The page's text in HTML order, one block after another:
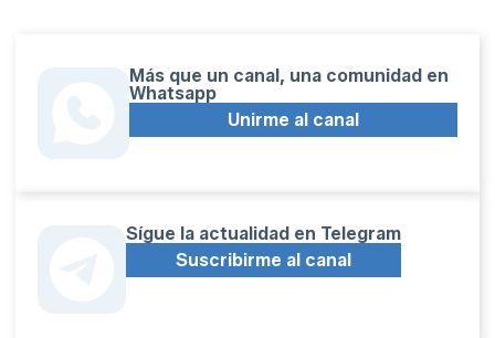
Más que un canal, una comunidad en
Whatsapp
Unirme al canal
Sígue la actualidad en Telegram
Suscribirme al canal